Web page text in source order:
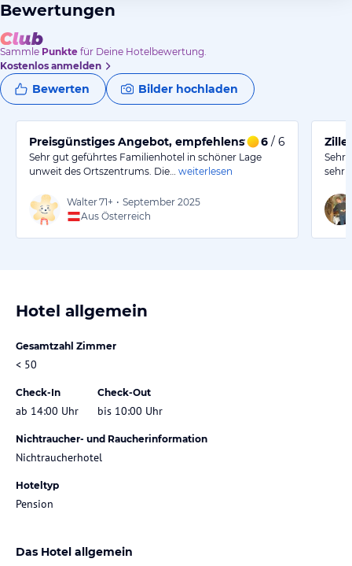
Bewertungen
Sammle Punkte für Deine Hotelbewertung.
Kostenlos anmelden
Bewerten Bilder hochladen
Preisgünstiges Angebot, empfehlenswert
6 / 6
Sehr gut geführtes Familienhotel in schöner Lage
unweit des Ortszentrums. Die…
weiterlesen
Walter71+ • September 2025
Aus Österreich
Sehr
sehr
Hotel allgemein
Gesamtzahl Zimmer
< 50
Check-In
ab 14:00 Uhr
Check-Out
bis 10:00 Uhr
Nichtraucher- und Raucherinformation
Nichtraucherhotel
Hoteltyp
Pension
Das Hotel allgemein